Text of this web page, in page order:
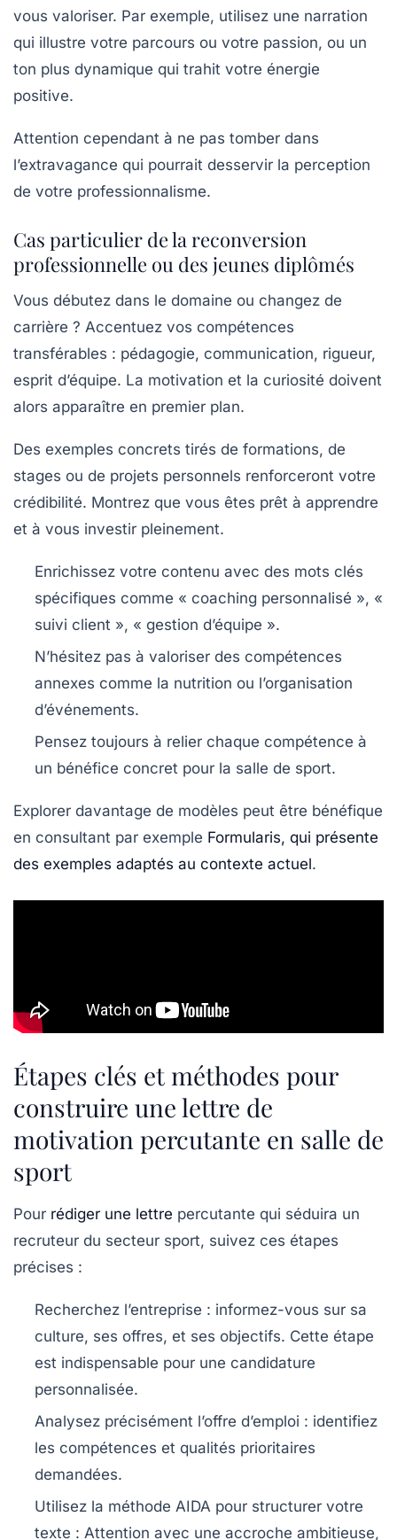
vous valoriser. Par exemple, utilisez une narration
qui illustre votre parcours ou votre passion, ou un
ton plus dynamique qui trahit votre énergie
positive.
Attention cependant à ne pas tomber dans
l’extravagance qui pourrait desservir la perception
de votre professionnalisme.
Cas particulier de la reconversion
professionnelle ou des jeunes diplômés
Vous débutez dans le domaine ou changez de
carrière ? Accentuez vos compétences
transférables : pédagogie, communication, rigueur,
esprit d’équipe. La motivation et la curiosité doivent
alors apparaître en premier plan.
Des exemples concrets tirés de formations, de
stages ou de projets personnels renforceront votre
crédibilité. Montrez que vous êtes prêt à apprendre
et à vous investir pleinement.
Enrichissez votre contenu avec des mots clés
spécifiques comme « coaching personnalisé », «
suivi client », « gestion d’équipe ».
N’hésitez pas à valoriser des compétences
annexes comme la nutrition ou l’organisation
d’événements.
Pensez toujours à relier chaque compétence à
un bénéfice concret pour la salle de sport.
Explorer davantage de modèles peut être bénéfique
en consultant par exemple Formularis, qui présente
des exemples adaptés au contexte actuel.
Étapes clés et méthodes pour
construire une lettre de
motivation percutante en salle de
sport
Pour rédiger une lettre percutante qui séduira un
recruteur du secteur sport, suivez ces étapes
précises :
Recherchez l’entreprise : informez-vous sur sa
culture, ses offres, et ses objectifs. Cette étape
est indispensable pour une candidature
personnalisée.
Analysez précisément l’offre d’emploi : identifiez
les compétences et qualités prioritaires
demandées.
Utilisez la méthode AIDA pour structurer votre
texte : Attention avec une accroche ambitieuse,